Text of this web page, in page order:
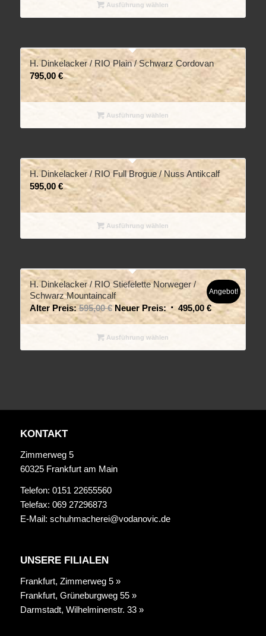
Ausführung wählen
H. Dinkelacker / RIO Plain / Schwarz Cordovan
795,00 €
Ausführung wählen
H. Dinkelacker / RIO Full Brogue / Nuss Antikcalf
595,00 €
Ausführung wählen
H. Dinkelacker / RIO Stiefelette Norweger /
Schwarz Mountaincalf
Alter Preis: 595,00€ Neuer Preis: 495,00 €
Angebot!
Ausführung wählen
KONTAKT
Zimmerweg 5
60325 Frankfurt am Main
Telefon: 0151 22655560
Telefax: 069 27296873
E-Mail: schuhmacherei@vodanovic.de
UNSERE FILIALEN
Frankfurt, Zimmerweg 5 »
Frankfurt, Grüneburgweg 55 »
Darmstadt, Wilhelminenstr. 33 »